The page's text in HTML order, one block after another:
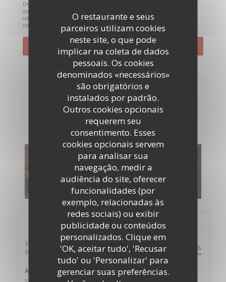
O restaurante e seus
parceiros utilizam cookies
neste site, o que pode
implicar na coleta de dados
pessoais. Os cookies
denominados «necessários»
são obrigatórios e
instalados por padrão.
Outros cookies opcionais
requerem seu
consentimento. Esses
cookies opcionais servem
para analisar sua
navegação, medir a
audiência do site, oferecer
funcionalidades (por
exemplo, relacionadas às
redes sociais) ou exibir
publicidade ou conteúdos
personalizados. Clique em
'OK, aceitar tudo', 'Recusar
tudo' ou 'Personalizar' para
gerenciar suas preferências.
De acordo com a legislação de proteção de dados, tem o direito de se opor a
comunicações de marketing. Pode registar-se na Lista Robinson através de
robinson.pt
. Para mais informações sobre o tratamento dos seus dados,
consulte a nossapolítica de privacidade.
Reserva
RESERVAR UMA MESA
Menus
DESCUBRA O NOSSO MENU
Informações gerais
36 Windsor Terrace
SO14 7SL Southampton((abre numa nova janela)) DIREÇÕES
Autocarro